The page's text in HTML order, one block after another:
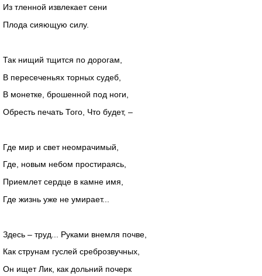
Из тленной извлекает сени
Плода сияющую силу.
Так нищий тщится по дорогам,
В пересеченьях торных судеб,
В монетке, брошенной под ноги,
Обресть печать Того, Что будет, –
Где мир и свет неомрачимый,
Где, новым небом простираясь,
Приемлет сердце в камне имя,
Где жизнь уже не умирает...
Здесь – труд... Руками внемля почве,
Как струнам гуслей среброзвучных,
Он ищет Лик, как дольний почерк